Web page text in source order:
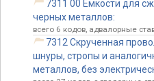
7311 00 Емкости для
черных металлов:
всего 6 кодов, адвалорные
7312 Скрученная
шнуры, стропы и
металлов, без